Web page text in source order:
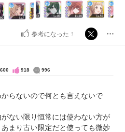
参考になった！
600 918 996
らないので何とも言えないで
ない限り恒常には使わない方が
まり古い限定だと使っても微妙